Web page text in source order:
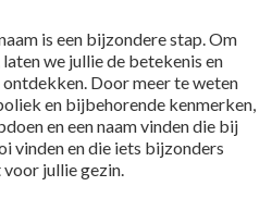
is een bijzondere stap. Om
we jullie de betekenis en
Door meer te weten
en bijbehorende kenmerken,
en een naam vinden die bij
vinden en die iets bijzonders
jullie gezin.